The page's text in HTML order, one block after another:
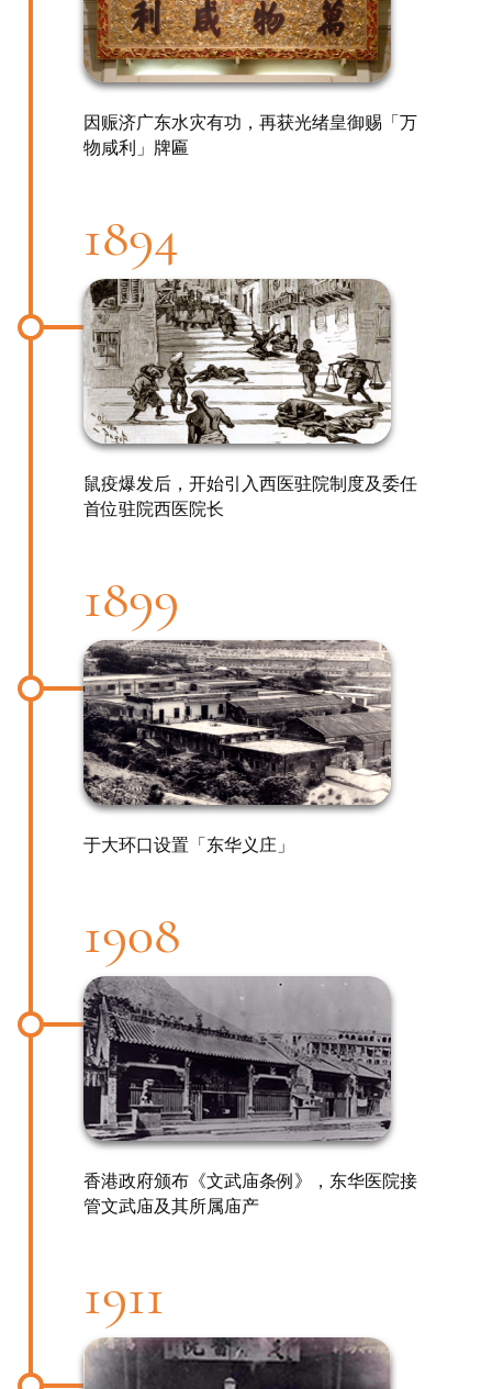
因赈济广东水灾有功，再获光绪皇御赐「万
物咸利」牌匾
1894
鼠疫爆发后，开始引入西医驻院制度及委任
首位驻院西医院长
1899
于大环口设置「东华义庄」
1908
香港政府颁布《文武庙条例》，东华医院接
管文武庙及其所属庙产
1911